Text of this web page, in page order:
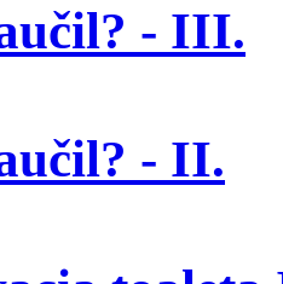
- III.
- II.